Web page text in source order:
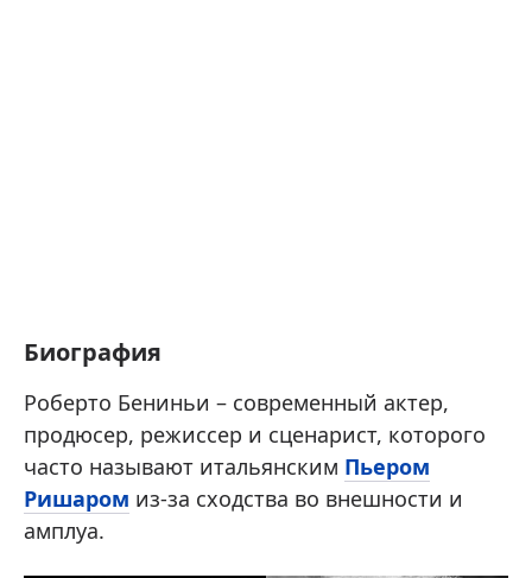
Биография
Роберто Бениньи – современный актер,
продюсер, режиссер и сценарист, которого
часто называют итальянским Пьером
Ришаром из-за сходства во внешности и
амплуа.